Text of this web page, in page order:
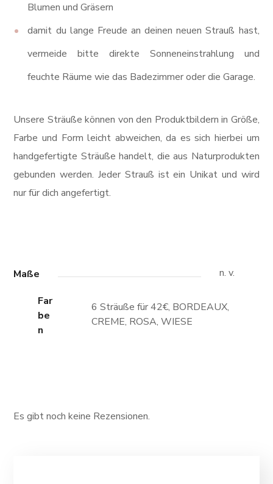
Blumen und Gräsern
damit du lange Freude an deinen neuen Strauß hast,
vermeide bitte direkte Sonneneinstrahlung und
feuchte Räume wie das Badezimmer oder die Garage.
Unsere Sträuße können von den Produktbildern in Größe,
Farbe und Form leicht abweichen, da es sich hierbei um
handgefertigte Sträuße handelt, die aus Naturprodukten
gebunden werden. Jeder Strauß ist ein Unikat und wird
nur für dich angefertigt.
Maße n. v.
Far
Be
N
6 Sträuße für 42€, BORDEAUX,
CREME, ROSA, WIESE
Es gibt noch keine Rezensionen.